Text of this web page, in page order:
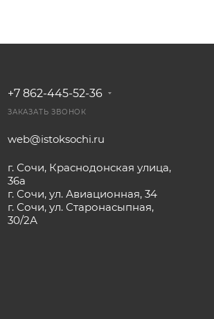
+7 862-445-52-36
ЗАКАЗАТЬ ЗВОНОК
web@istoksochi.ru
г. Сочи, Краснодонская улица,
36а
г. Сочи, ул. Авиационная, 34
г. Сочи, ул. Старонасыпная,
30/2А